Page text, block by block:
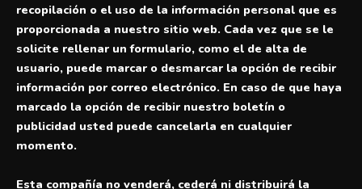
recopilación o el uso de la información personal que es
proporcionada a nuestro sitio web. Cada vez que se le
solicite rellenar un formulario, como el de alta de
usuario, puede marcar o desmarcar la opción de recibir
información por correo electrónico. En caso de que haya
marcado la opción de recibir nuestro boletín o
publicidad usted puede cancelarla en cualquier
momento.
Esta compañía no venderá, cederá ni distribuirá la